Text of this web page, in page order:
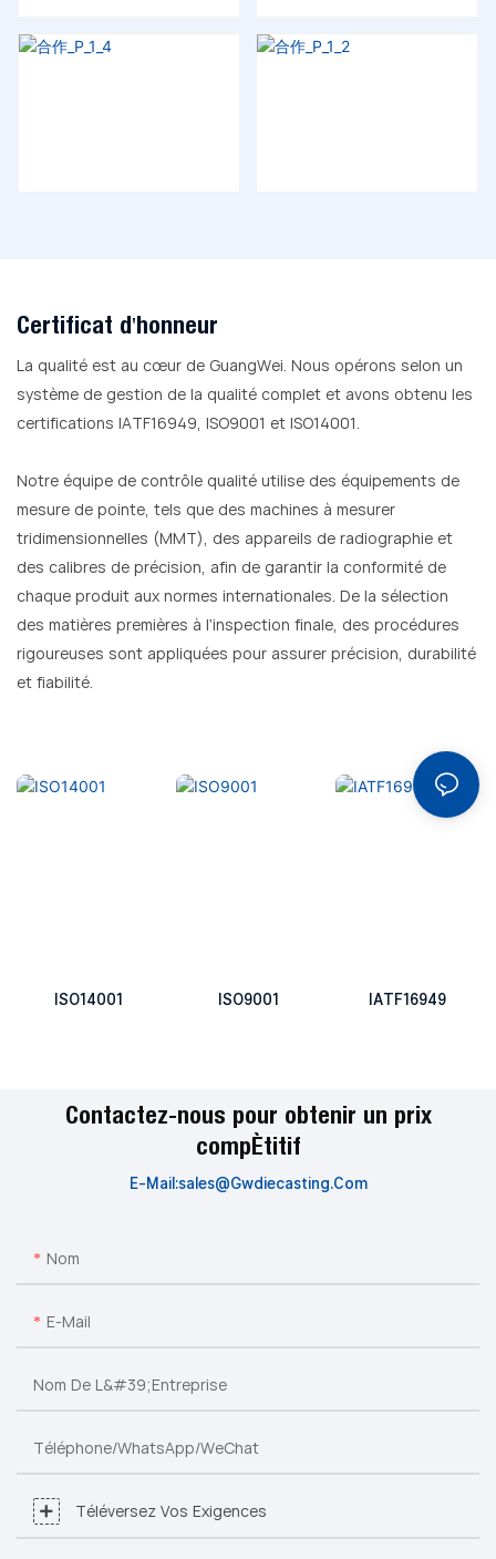
Certificat d'honneur
La qualité est au cœur de GuangWei. Nous opérons selon un
système de gestion de la qualité complet et avons obtenu les
certifications IATF16949, ISO9001 et ISO14001.
Notre équipe de contrôle qualité utilise des équipements de
mesure de pointe, tels que des machines à mesurer
tridimensionnelles (MMT), des appareils de radiographie et
des calibres de précision, afin de garantir la conformité de
chaque produit aux normes internationales. De la sélection
des matières premières à l'inspection finale, des procédures
rigoureuses sont appliquées pour assurer précision, durabilité
et fiabilité.
ISO14001 ISO9001 IATF16949
Contactez-nous pour obtenir un prix
compétitif
E-Mail:sales@gwdiecasting.Com
Nom
E-Mail
Nom De L&#39;entreprise
Téléphone/WhatsApp/WeChat
Téléversez Vos Exigences